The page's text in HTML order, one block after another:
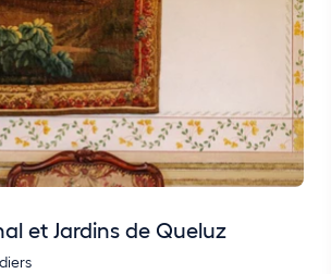
et Jardins de Queluz